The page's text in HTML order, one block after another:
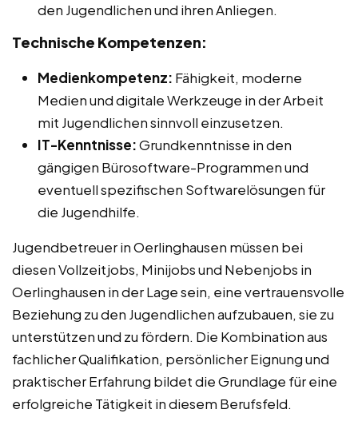
den Jugendlichen und ihren Anliegen.
Technische Kompetenzen:
Medienkompetenz: Fähigkeit, moderne
Medien und digitale Werkzeuge in der Arbeit
mit Jugendlichen sinnvoll einzusetzen.
IT-Kenntnisse:Grundkenntnisse in den
gängigen Bürosoftware-Programmen und
eventuell spezifischen Softwarelösungen für
die Jugendhilfe.
Jugendbetreuer in Oerlinghausen müssen bei
diesen Vollzeitjobs, Minijobs und Nebenjobs in
Oerlinghausen in der Lage sein, eine vertrauensvolle
Beziehung zu den Jugendlichen aufzubauen, sie zu
unterstützen und zu fördern. Die Kombination aus
fachlicher Qualifikation, persönlicher Eignung und
praktischer Erfahrung bildet die Grundlage für eine
erfolgreiche Tätigkeit in diesem Berufsfeld.